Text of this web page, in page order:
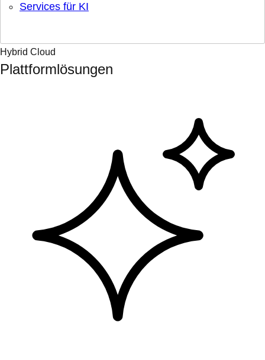
Services für KI
Hybrid Cloud
Plattformlösungen